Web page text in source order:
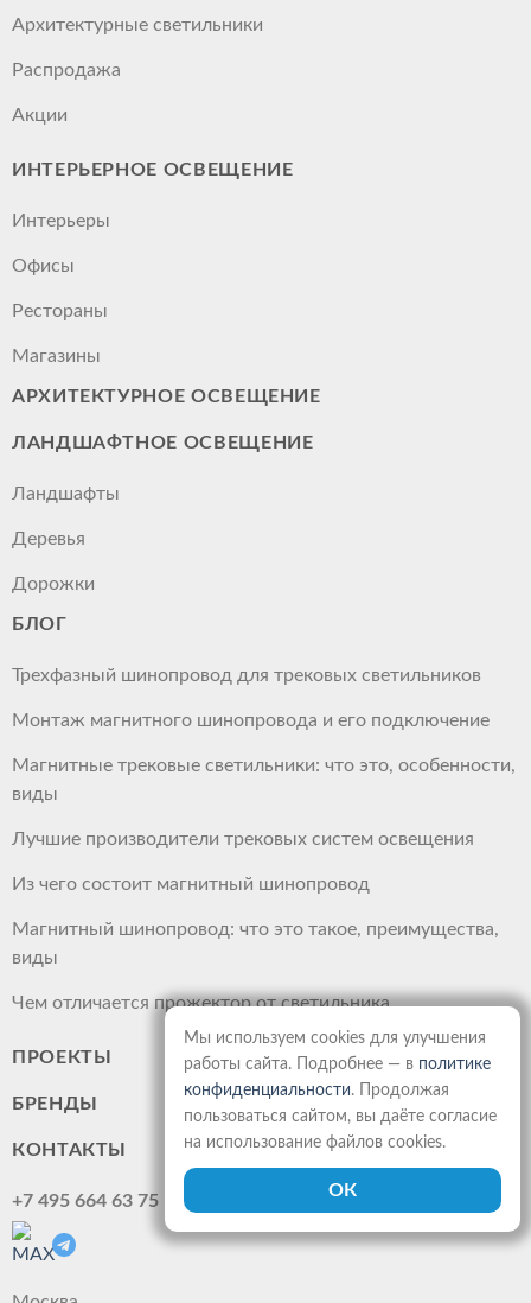
Архитектурные светильники
Распродажа
Акции
ИНТЕРЬЕРНОЕ ОСВЕЩЕНИЕ
Интерьеры
Офисы
Рестораны
Магазины
АРХИТЕКТУРНОЕ ОСВЕЩЕНИЕ
ЛАНДШАФТНОЕ ОСВЕЩЕНИЕ
Ландшафты
Деревья
Дорожки
БЛОГ
Трехфазный шинопровод для трековых светильников
Монтаж магнитного шинопровода и его подключение
Магнитные трековые светильники: что это, особенности,
виды
Лучшие производители трековых систем освещения
Из чего состоит магнитный шинопровод
Магнитный шинопровод: что это такое, преимущества,
виды
Чем отличается прожектор от светильника
ПРОЕКТЫ
БРЕНДЫ
КОНТАКТЫ
+7 495 664 63 75
Мы используем cookies для улучшения
работы сайта. Подробнее — в политике
конфиденциальности. Продолжая
пользоваться сайтом, вы даёте согласие
на использование файлов cookies.